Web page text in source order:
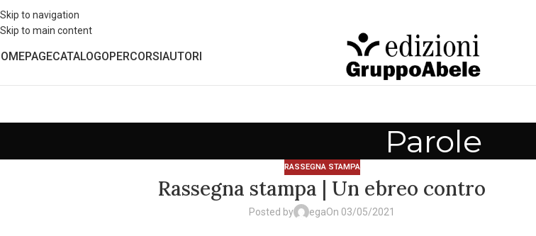
Skip to navigation
Skip to main content
CATALOGOPERCORSIAUTORI
Parole
RASSEGNA STAMPA
Rassegna stampa | Un ebreo contro
Posted by egaOn 03/05/2021